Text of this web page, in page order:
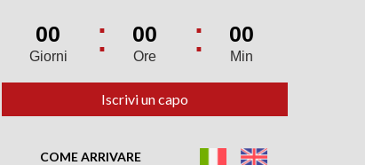
00
Giorni
00
Ore
00
Min
Iscrivi un capo
COME ARRIVARE